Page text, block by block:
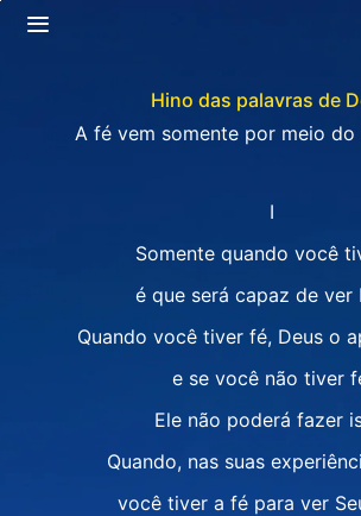
Hino das palavras de
A fé vem somente por meio do
I
Somente quando você
é que será capaz de ver
Quando você tiver fé, Deus o
e se você não tiver
Ele não poderá fazer
Quando, nas suas
você tiver a fé para ver